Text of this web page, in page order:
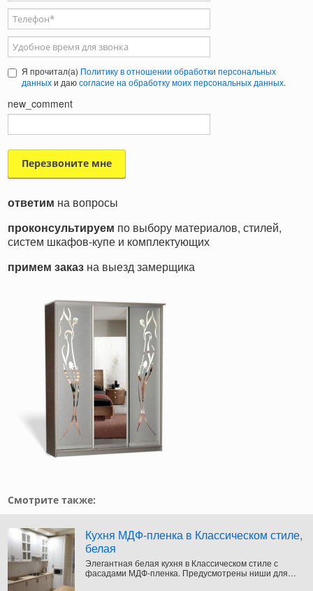
Телефон*
Удобное время для звонка
Я прочитал(а) Политику в отношении обработки персональных
данныхи даюсогласие на обработку моих персональных данных.
new_comment
ответим на вопросы
проконсультируем по выбору материалов, стилей,
систем шкафов-купе и комплектующих
примем заказ на выезд замерщика
Смотрите также:
Кухня МДФ-пленка в Классическом стиле,
белая
Элегантная белая кухня в Классическом стиле с
фасадами МДФ-пленка. Предусмотрены ниши для